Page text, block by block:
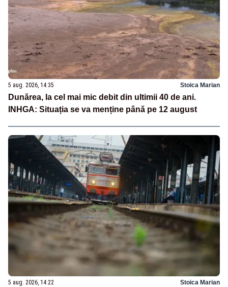
5 aug. 2026, 14:35 Stoica Marian
Dunărea, la cel mai mic debit din ultimii 40 de ani.
INHGA: Situația se va menține până pe 12 august
5 aug. 2026, 14:22 Stoica Marian